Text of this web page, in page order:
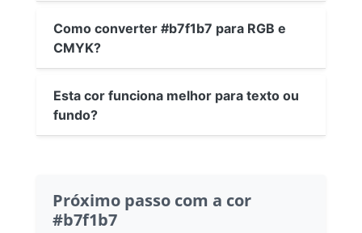
Como converter #b7f1b7 para RGB e
CMYK?
Esta cor funciona melhor para texto ou
fundo?
Próximo passo com a cor
#b7f1b7